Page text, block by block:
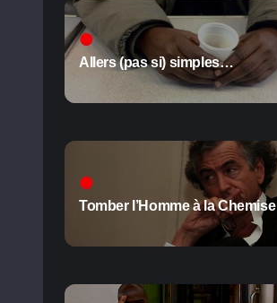
Allers (pas si) simples…
Tomber l’Homme à la Chemise